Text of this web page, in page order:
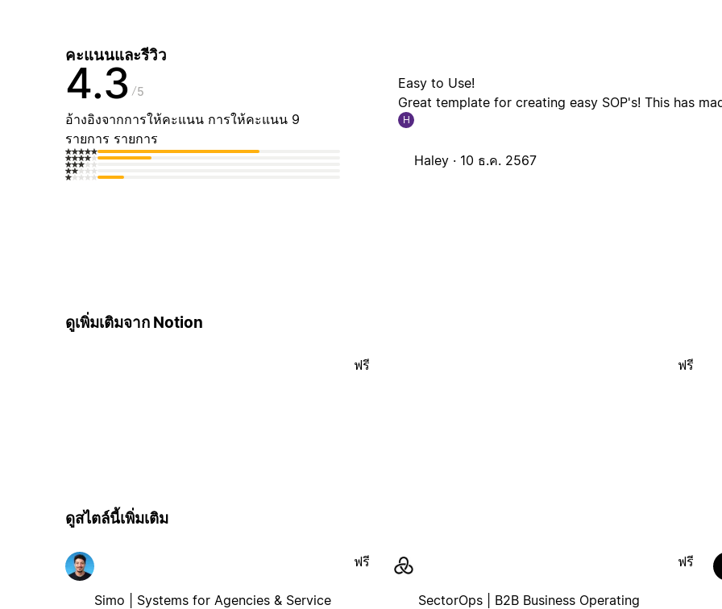
คะแนนและรีวิว
4.3 5
อ้างอิงจากการให้คะแนน การให้คะแนน 9
รายการ รายการ
Easy to Use!
Great template for creating easy SOP's! This has
H
Haley · 10 ธ.ค. 2567
ดูเพิ่มเติมจาก Notion
ฟรี ฟรี
ดูสไตล์นี้เพิ่มเติม
Simo | Systems for Agencies & Service
ฟรี
SectorOps | B2B Business Operating
ฟรี